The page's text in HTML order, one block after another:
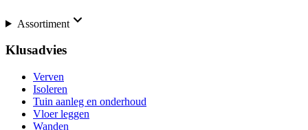
Assortiment
Klusadvies
Verven
Isoleren
Tuin aanleg en onderhoud
Vloer leggen
Wanden